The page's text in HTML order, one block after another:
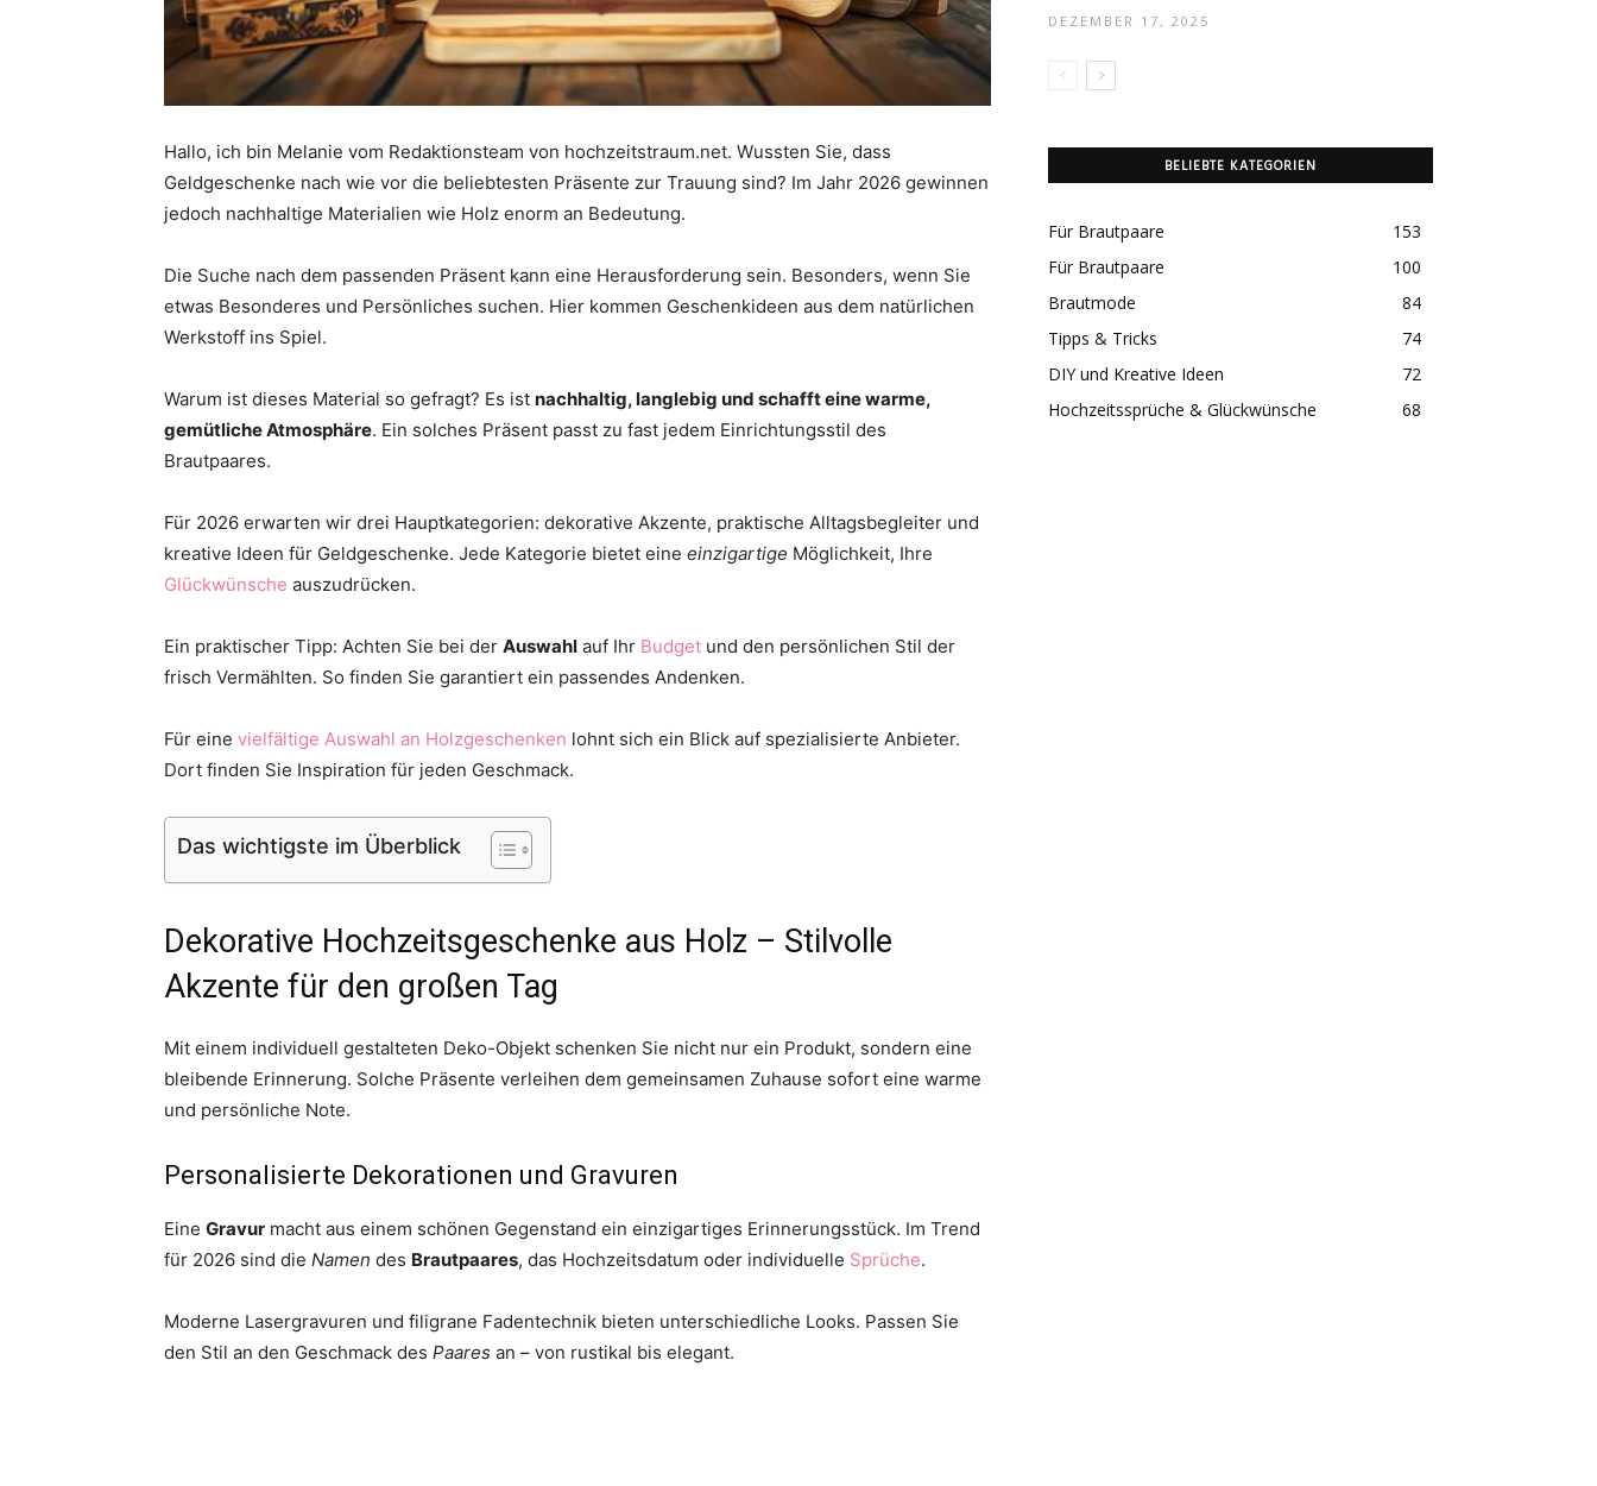
um
Hallo, ich bin Melanie vom Redaktionsteam von hochzeitstraum.net. Wussten Sie, dass
Geldgeschenke nach wie vor die beliebtesten Präsente zur Trauung sind? Im Jahr 2026 gewinnen
jedoch nachhaltige Materialien wie Holz enorm an Bedeutung.
Die Suche nach dem passenden Präsent kann eine Herausforderung sein. Besonders, wenn Sie
etwas Besonderes und Persönliches suchen. Hier kommen Geschenkideen aus dem natürlichen
Werkstoff ins Spiel.
Warum ist dieses Material so gefragt? Es ist nachhaltig, langlebig und schafft eine warme,
gemütliche Atmosphäre. Ein solches Präsent passt zu fast jedem Einrichtungsstil des
Brautpaares.
Für 2026 erwarten wir drei Hauptkategorien: dekorative Akzente, praktische Alltagsbegleiter und
kreative Ideen für Geldgeschenke. Jede Kategorie bietet eine einzigartige Möglichkeit, Ihre
Glückwünsche auszudrücken.
Ein praktischer Tipp: Achten Sie bei der Auswahl auf Ihr Budget und den persönlichen Stil der
frisch Vermählten. So finden Sie garantiert ein passendes Andenken.
Für eine vielfältige Auswahl an Holzgeschenken lohnt sich ein Blick auf spezialisierte Anbieter.
Dort finden Sie Inspiration für jeden Geschmack.
Das wichtigste im Überblick
Dekorative Hochzeitsgeschenke aus Holz – Stilvolle
Akzente für den großen Tag
Mit einem individuell gestalteten Deko-Objekt schenken Sie nicht nur ein Produkt, sondern eine
bleibende Erinnerung. Solche Präsente verleihen dem gemeinsamen Zuhause sofort eine warme
und persönliche Note.
Personalisierte Dekorationen und Gravuren
Eine Gravur macht aus einem schönen Gegenstand ein einzigartiges Erinnerungsstück. Im Trend
für 2026 sind die Namen des Brautpaares, das Hochzeitsdatum oder individuelle Sprüche.
Moderne Lasergravuren und filigrane Fadentechnik bieten unterschiedliche Looks. Passen Sie
den Stil an den Geschmack des Paares an – von rustikal bis elegant.
DEZEMBER 17, 2025
BELIEBTE KATEGORIEN
Für Brautpaare
153
Für Brautpaare
100
Brautmode
84
Tipps & Tricks
74
DIY und Kreative Ideen
72
Hochzeitssprüche & Glückwünsche
68